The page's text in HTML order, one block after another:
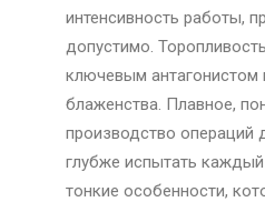
интенсивность работы,
допустимо.
ключевым антагонистом
блаженства. Плавное,
производство операций
глубже испытать
тонкие особенности,